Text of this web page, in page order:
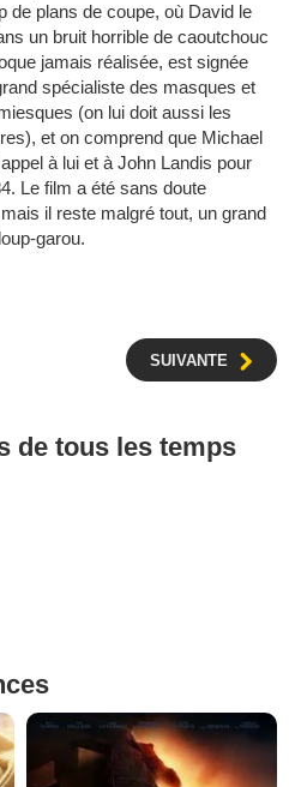
de plans de coupe, où David le
un bruit horrible de caoutchouc
jamais réalisée, est signée
spécialiste des masques et
(on lui doit aussi les
et on comprend que Michael
à lui et à John Landis pour
Le film a été sans doute
il reste malgré tout, un grand
garou.
SUIVANTE
de tous les temps